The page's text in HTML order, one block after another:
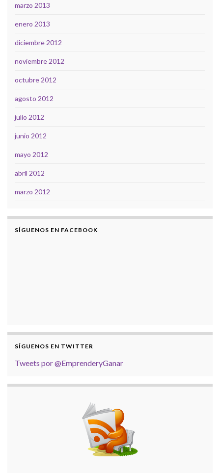
marzo 2013
enero 2013
diciembre 2012
noviembre 2012
octubre 2012
agosto 2012
julio 2012
junio 2012
mayo 2012
abril 2012
marzo 2012
SÍGUENOS EN FACEBOOK
SÍGUENOS EN TWITTER
Tweets por @EmprenderyGanar